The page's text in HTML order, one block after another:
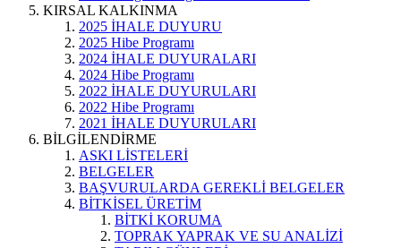
KIRSAL KALKINMA
2025 İHALE DUYURU
2025 Hibe Programı
2024 İHALE DUYURALARI
2024 Hibe Programı
2022 İHALE DUYURULARI
2022 Hibe Programı
2021 İHALE DUYURULARI
BİLGİLENDİRME
ASKI LİSTELERİ
BELGELER
BAŞVURULARDA GEREKLİ BELGELER
BİTKİSEL ÜRETİM
BİTKİ KORUMA
TOPRAK YAPRAK VE SU ANALİZİ